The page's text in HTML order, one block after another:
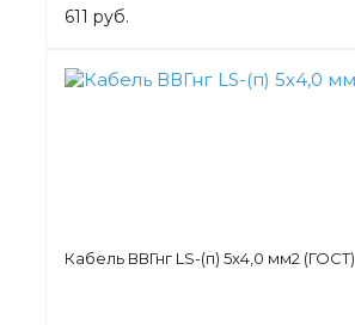
611 руб.
Кабель ВВГнг LS-(п) 5х4,0 мм2 (ГОСТ)